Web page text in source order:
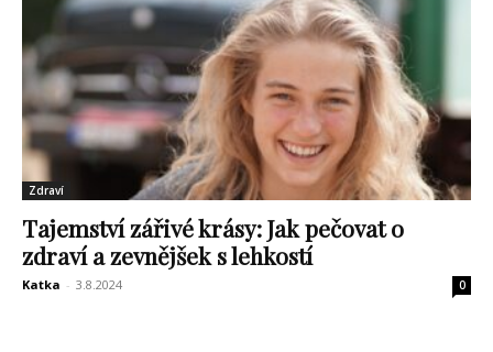
Zdraví
Tajemství zářivé krásy: Jak pečovat o
zdraví a zevnějšek s lehkostí
Katka - 3.8.2024 0